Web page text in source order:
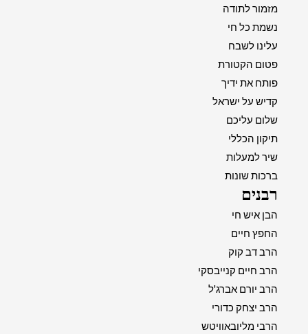
מזמור לתודה
נשמת כל חי
עלינו לשבח
פטום הקטורת
פותח את ידיך
קדיש על ישראל
שלום עליכם
תיקון הכללי
שיר למעלות
ברכות שונות
רבנים
הבן איש חי
החפץ חיים
הרב דב קוק
הרב חיים קנייבסקי
הרב יורם אברג'ל
הרב יצחק כדורי
הרבי מליובאוויטש